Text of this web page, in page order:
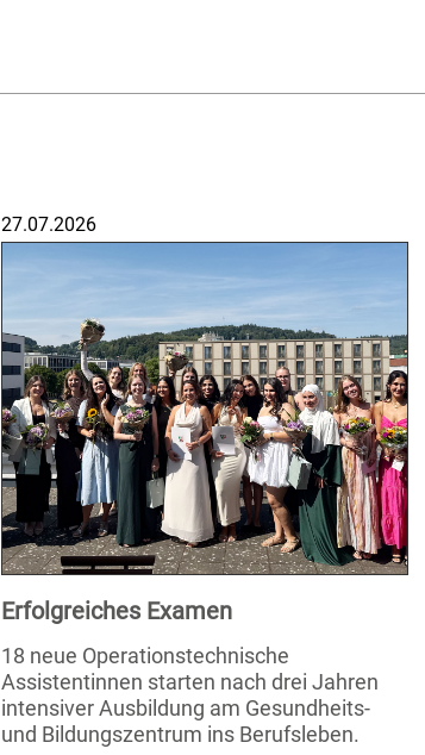
27.07.2026
Erfolgreiches Examen
18 neue Operationstechnische
Assistentinnen starten nach drei Jahren
intensiver Ausbildung am Gesundheits-
und Bildungszentrum ins Berufsleben.